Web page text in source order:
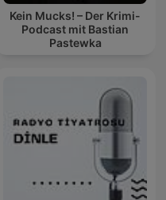
Kein Mucks! – Der Krimi-
Podcast mit Bastian
Pastewka